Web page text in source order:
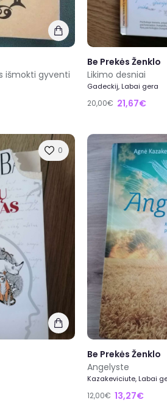
išmokti gyventi
Be Prekės Ženklo
Likimo desniai
Gadeckij, Labai gera
20,00€ 21,67€
0
Be Prekės Ženklo
Angelyste
Kazakeviciute, Labai
12,00€ 13,27€